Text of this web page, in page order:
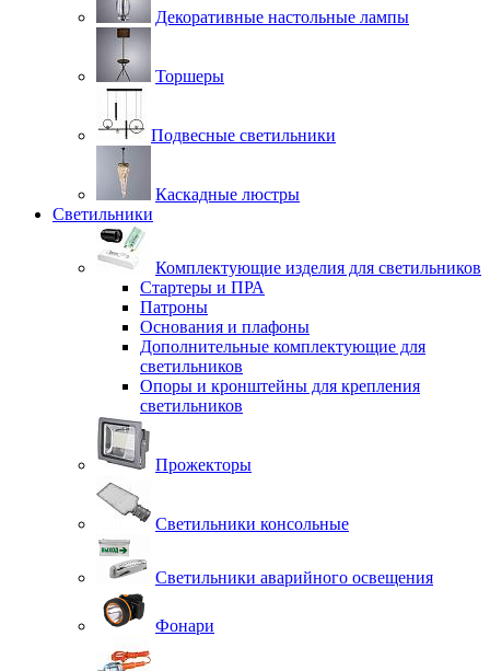
Декоративные настольные лампы
Торшеры
Подвесные светильники
Каскадные люстры
Светильники
Комплектующие изделия для светильников
Стартеры и ПРА
Патроны
Основания и плафоны
Дополнительные комплектующие для
светильников
Опоры и кронштейны для крепления
светильников
Прожекторы
Светильники консольные
Светильники аварийного освещения
Фонари